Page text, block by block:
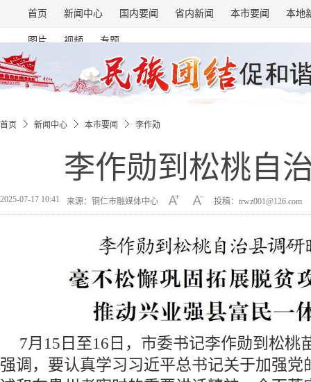
首页 新闻中心 国内要闻 省内新闻 本市要闻 本地
图片 视频 专题
首页 新闻中心 本市要闻 李作勋
李作勋到松桃自
2025-07-17 10:41 来源：铜仁市融媒体中心 投稿：trwz001@126.com
7月15日至16日，市委书记李作勋到松桃
强调，要认真学习习近平总书记关于加强党